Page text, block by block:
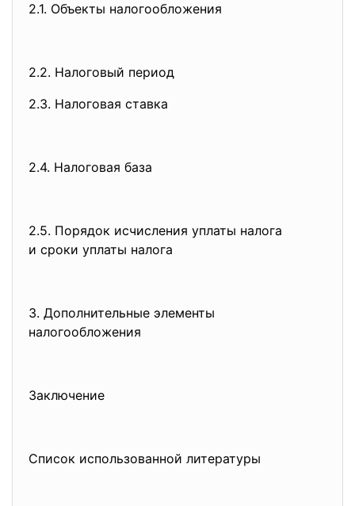
2.1. Объекты налогообложения
2.2. Налоговый период
2.3. Налоговая ставка
2.4. Налоговая база
2.5. Порядок исчисления уплаты налога
и сроки уплаты налога
3. Дополнительные элементы
налогообложения
Заключение
Список использованной литературы